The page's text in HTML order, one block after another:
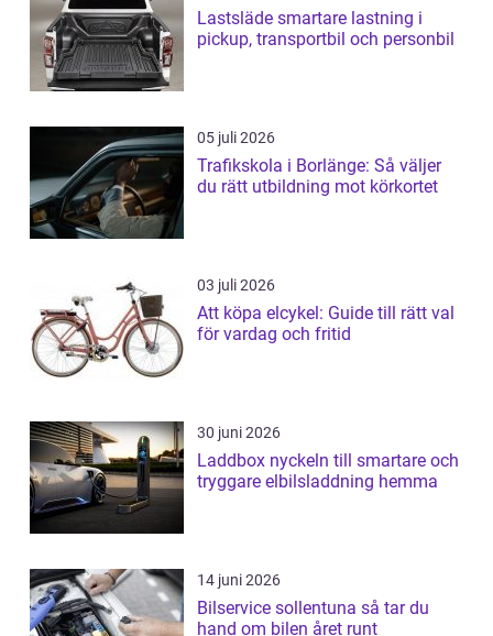
Lastsläde smartare lastning i
pickup, transportbil och personbil
05 juli 2026
Trafikskola i Borlänge: Så väljer
du rätt utbildning mot körkortet
03 juli 2026
Att köpa elcykel: Guide till rätt val
för vardag och fritid
30 juni 2026
Laddbox nyckeln till smartare och
tryggare elbilsladdning hemma
14 juni 2026
Bilservice sollentuna så tar du
hand om bilen året runt